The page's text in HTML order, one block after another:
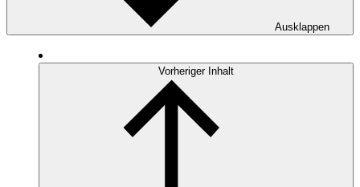
Ausklappen
Vorheriger Inhalt